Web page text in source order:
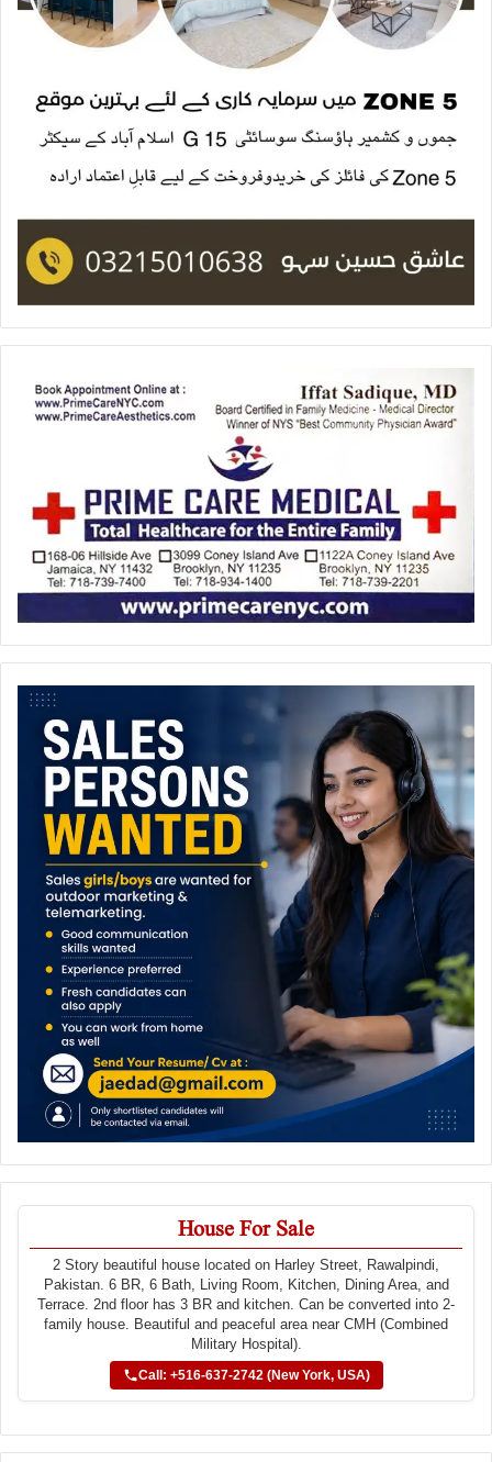
House For Sale
2 Story beautiful house located on Harley Street, Rawalpindi,
Pakistan. 6 BR, 6 Bath, Living Room, Kitchen, Dining Area, and
Terrace. 2nd floor has 3 BR and kitchen. Can be converted into 2-
family house. Beautiful and peaceful area near CMH (Combined
Military Hospital).
Call: +516-637-2742 (New York, USA)